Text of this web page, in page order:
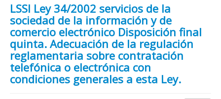
LSSI Ley 34/2002 servicios de la
sociedad de la información y de
comercio electrónico Disposición final
quinta. Adecuación de la regulación
reglamentaria sobre contratación
telefónica o electrónica con
condiciones generales a esta Ley.